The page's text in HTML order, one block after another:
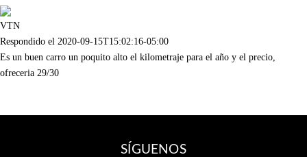
VTN
Respondido el 2020-09-15T15:02:16-05:00
Es un buen carro un poquito alto el kilometraje para el año y el precio,
ofreceria 29/30
SÍGUENOS